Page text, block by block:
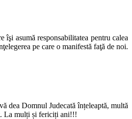
asumă responsabilitatea pentru calea
pe care o manifestă faţă de noi.
dea Domnul Judecată înțeleaptă, multă
La mulți și fericiți ani!!!